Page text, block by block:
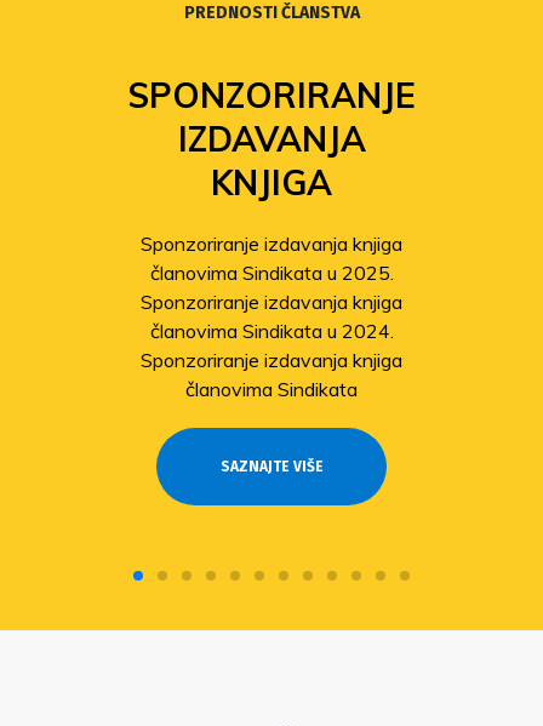
PREDNOSTI ČLANSTVA
SPONZORIRANJE
IZDAVANJA
KNJIGA
Sponzoriranje izdavanja knjiga
članovima Sindikata u 2025.
Sponzoriranje izdavanja knjiga
članovima Sindikata u 2024.
Sponzoriranje izdavanja knjiga
članovima Sindikata
SAZNAJTE VIŠE